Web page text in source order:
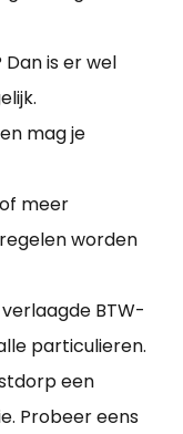
is er wel
mag je
meer
worden
BTW-
particulieren.
een
Probeer eens